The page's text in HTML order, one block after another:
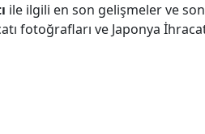
ile ilgili en son gelişmeler ve
fotoğrafları ve Japonya